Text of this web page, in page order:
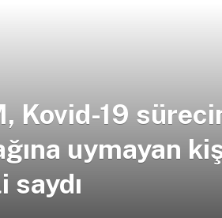
Kovid-19
uymayan
saydı